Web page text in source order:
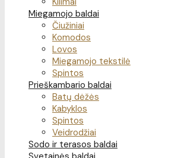
Miegamojo baldai
Čiužiniai
Komodos
Lovos
Miegamojo tekstilė
Spintos
Prieškambario baldai
Batų dėžės
Kabyklos
Spintos
Veidrodžiai
Sodo ir terasos baldai